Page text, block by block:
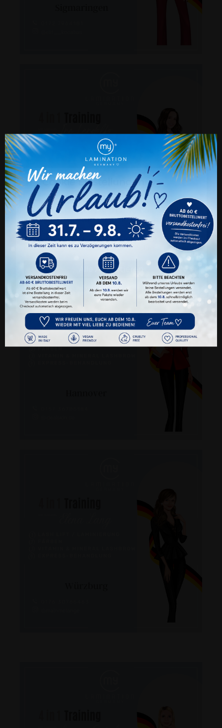
Cookie Einstellungen
Auch wir nutzen verschiedene Arten von
Cookies. Technische und notwendige Cookies
benötigen wir zwingend. Sie können jederzeit
den verschiedenen Cookie-Kategorien Ihre
Zustimmung oder Ablehnung erteilen oder
nur ganz gezielt bestimmte Cookies zulassen.
Alle Akzeptieren
Benutzerdefinierte Cookie Einstellungen
Datenschutz Impressum